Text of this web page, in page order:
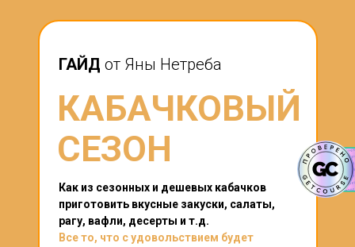
Как из сезонных и дешевых кабачков
приготовить вкусные закуски, салаты,
рагу, вафли, десерты и т.д.
Все то, что с удовольствием будет
КАБАЧКОВЫЙ
СЕЗОН
ГАЙД от Яны Нетреба